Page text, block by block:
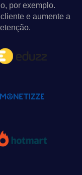
por exemplo.
e aumente a